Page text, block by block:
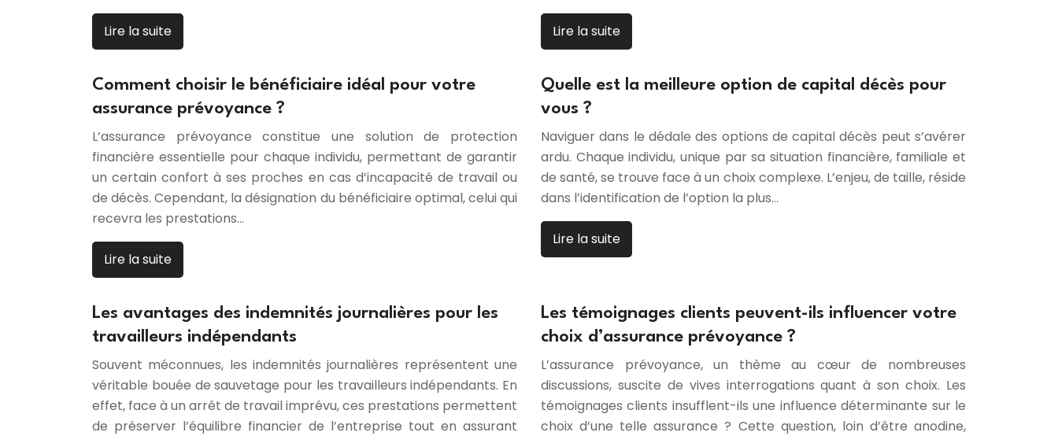
Lire la suite Lire la suite
Comment choisir le bénéficiaire idéal pour votre
assurance prévoyance ?
L’assurance prévoyance constitue une solution de protection
financière essentielle pour chaque individu, permettant de garantir
un certain confort à ses proches en cas d’incapacité de travail ou
de décès. Cependant, la désignation du bénéficiaire optimal, celui qui
recevra les prestations…
Lire la suite
Quelle est la meilleure option de capital décès pour
vous ?
Naviguer dans le dédale des options de capital décès peut s’avérer
ardu. Chaque individu, unique par sa situation financière, familiale et
de santé, se trouve face à un choix complexe. L’enjeu, de taille, réside
dans l’identification de l’option la plus…
Lire la suite
Les avantages des indemnités journalières pour les
travailleurs indépendants
Souvent méconnues, les indemnités journalières représentent une
véritable bouée de sauvetage pour les travailleurs indépendants. En
effet, face à un arrêt de travail imprévu, ces prestations permettent
de préserver l’équilibre financier de l’entreprise tout en assurant
Les témoignages clients peuvent-ils influencer votre
choix d’assurance prévoyance ?
L’assurance prévoyance, un thème au cœur de nombreuses
discussions, suscite de vives interrogations quant à son choix. Les
témoignages clients insufflent-ils une influence déterminante sur le
choix d’une telle assurance ? Cette question, loin d’être anodine,